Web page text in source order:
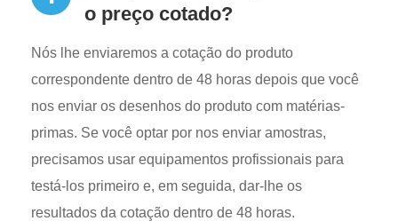
o preço cotado?
Nós lhe enviaremos a cotação do produto
correspondente dentro de 48 horas depois que você
nos enviar os desenhos do produto com matérias-
primas. Se você optar por nos enviar amostras,
precisamos usar equipamentos profissionais para
testá-los primeiro e, em seguida, dar-lhe os
resultados da cotação dentro de 48 horas.